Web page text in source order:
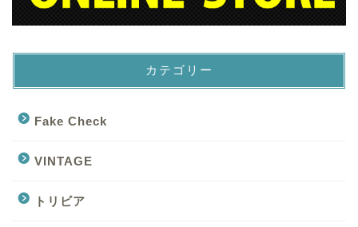
カテゴリー
Fake Check
VINTAGE
トリビア